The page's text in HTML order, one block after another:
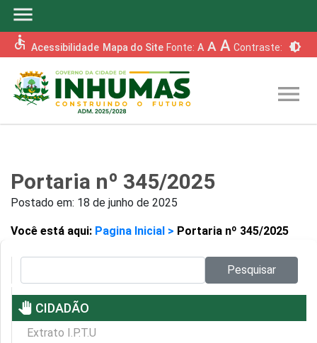
menu
accessible Acessibilidade Mapa do Site Fonte: A A A Contraste: brightness_6
menu
Portaria nº 345/2025
Postado em: 18 de junho de 2025
Você está aqui: Pagina Inicial > Portaria nº 345/2025
Pesquisar
pan_tool CIDADÃO
Extrato I.P.T.U